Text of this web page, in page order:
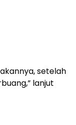
setelah
lanjut